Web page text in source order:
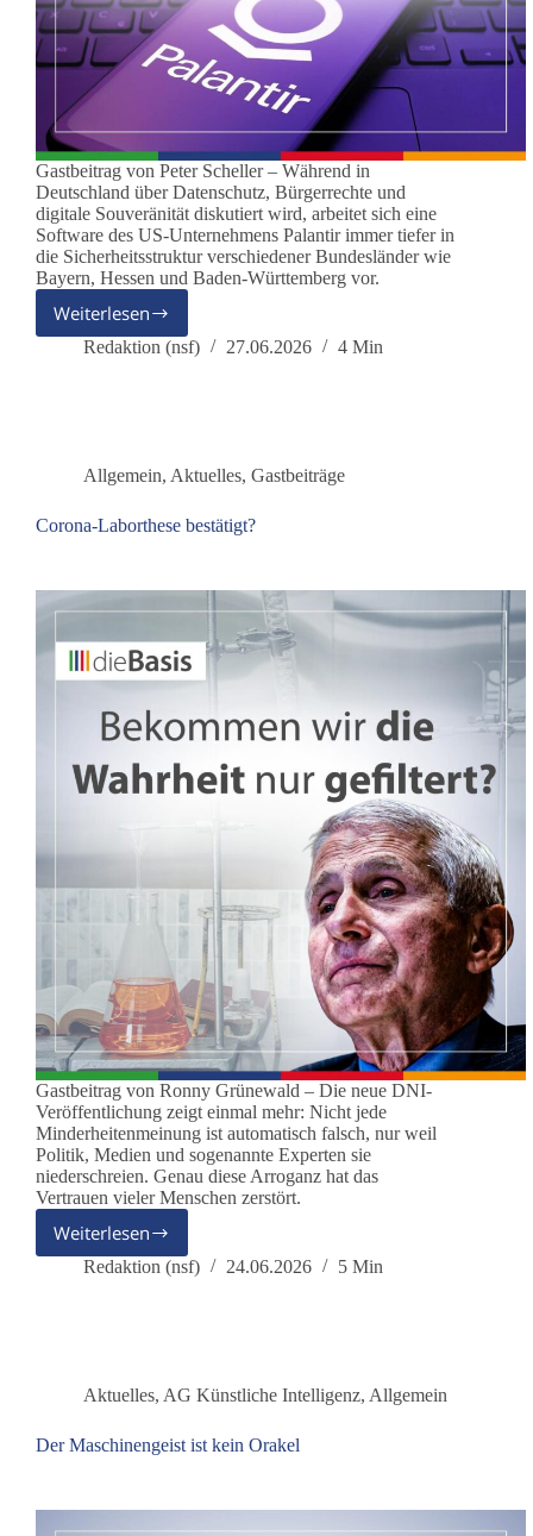
Gastbeitrag von Peter Scheller – Während in
Deutschland über Datenschutz, Bürgerrechte und
digitale Souveränität diskutiert wird, arbeitet sich eine
Software des US-Unternehmens Palantir immer tiefer in
die Sicherheitsstruktur verschiedener Bundesländer wie
Bayern, Hessen und Baden-Württemberg vor.
Weiterlesen
Palantir:
Wenn
Redaktion (nsf) 27.06.2026 4 Min
Allgemein, Aktuelles, Gastbeiträge
Corona-Laborthese bestätigt?
Gastbeitrag von Ronny Grünewald – Die neue DNI-
Veröffentlichung zeigt einmal mehr: Nicht jede
Minderheitenmeinung ist automatisch falsch, nur weil
Politik, Medien und sogenannte Experten sie
niederschreien. Genau diese Arroganz hat das
Vertrauen vieler Menschen zerstört.
Weiterlesen
Corona-
Laborthese
Redaktion (nsf) 24.06.2026 5 Min
Aktuelles, AG Künstliche Intelligenz, Allgemein
Der Maschinengeist ist kein Orakel